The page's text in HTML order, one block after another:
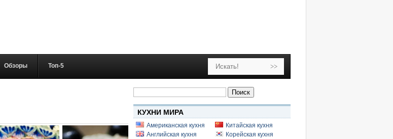
Обзоры Топ-5
Найти:
КУХНИ МИРА
Американская кухня
Английская кухня
Китайская кухня
Корейская кухня